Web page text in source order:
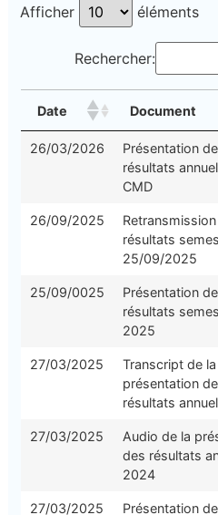
Afficher éléments
Rechercher:
Date Document
26/03/2026
Présentation
résultats
CMD
26/09/2025
résultats
25/09/2025
25/09/0025
Présentation
résultats
2025
27/03/2025
Transcript de la
présentation
résultats
27/03/2025
Audio de la
des résultats
2024
27/03/2025 Présentation